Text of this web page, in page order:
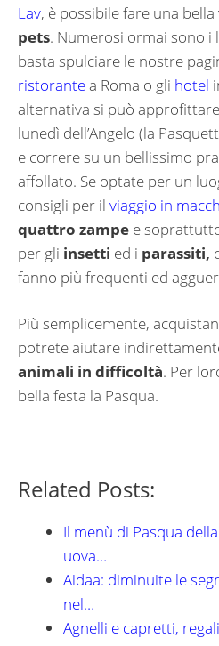
Lav, è possibile fare una bella
pets. Numerosi ormai sono i
basta spulciare le nostre
ristorantea Roma o gli hotel
alternativa si può
lunedì dell’Angelo (la
e correre su un bellissimo
affollato. Se optate per un
consigli per il viaggio in
quattro zampe e
per gli insetti ed i parassiti,
fanno più frequenti ed
Più semplicemente,
potrete aiutare
animali in difficoltà. Per
bella festa la Pasqua.
Related Posts:
Il menù di Pasqua
uova…
Aidaa: diminuite le
nel…
Agnelli e capretti,